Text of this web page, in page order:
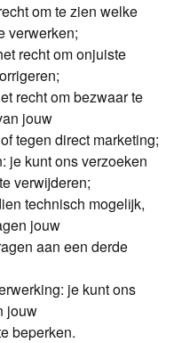
om te zien welke
verwerken;
recht om onjuiste
recht om bezwaar te
jouw
tegen direct marketing;
je kunt ons verzoeken
verwijderen;
technisch mogelijk,
jouw
aan een derde
je kunt ons
jouw
beperken.